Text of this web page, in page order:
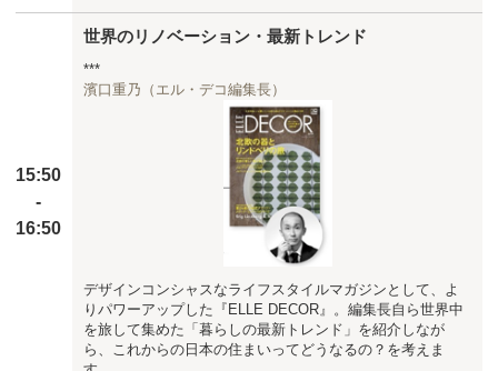
15:50
-
16:50
世界のリノベーション・最新トレンド
***
濱口重乃（エル・デコ編集長）
デザインコンシャスなライフスタイルマガジンとして、よ
りパワーアップした『ELLE DECOR』。編集長自ら世界中
を旅して集めた「暮らしの最新トレンド」を紹介しなが
ら、これからの日本の住まいってどうなるの？を考えま